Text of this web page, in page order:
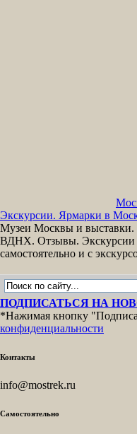
Экскурсии. Ярмарки в
Музеи Москвы и
ВДНХ. Отзывы. Экскурсии
самостоятельно и с
ПОДПИСАТЬСЯ НА
*Нажимая кнопку
конфиденциальности
Контакты
info@mostrek.ru
Самостоятельно